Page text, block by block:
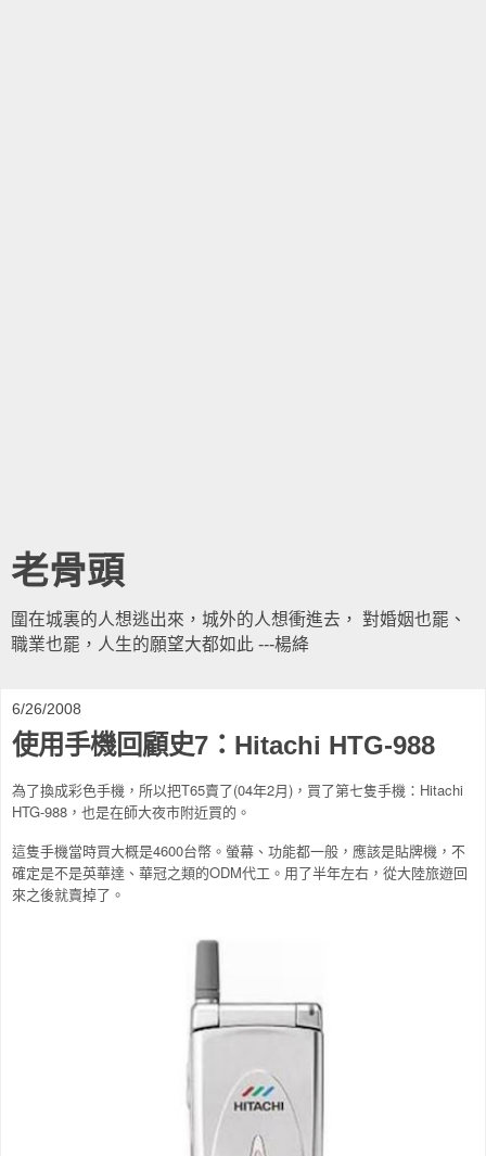
老骨頭
圍在城裏的人想逃出來，城外的人想衝進去， 對婚姻也罷、
職業也罷，人生的願望大都如此 ---楊絳
6/26/2008
使用手機回顧史7：Hitachi HTG-988
為了換成彩色手機，所以把T65賣了(04年2月)，買了第七隻手機：Hitachi
HTG-988，也是在師大夜市附近買的。
這隻手機當時買大概是4600台幣。螢幕、功能都一般，應該是貼牌機，不
確定是不是英華達、華冠之類的ODM代工。用了半年左右，從大陸旅遊回
來之後就賣掉了。